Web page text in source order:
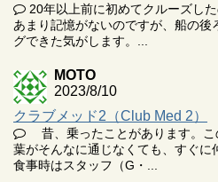
20年以上前に初めてクルーズし
あまり記憶がないのですが、船の後
グできた気がします。...
MOTO
2023/8/10
クラブメッド2（Club Med 2）
昔、乗ったことがあります。こ
葉がそんなに通じなくても、すぐに
食事時はスタッフ（G・...